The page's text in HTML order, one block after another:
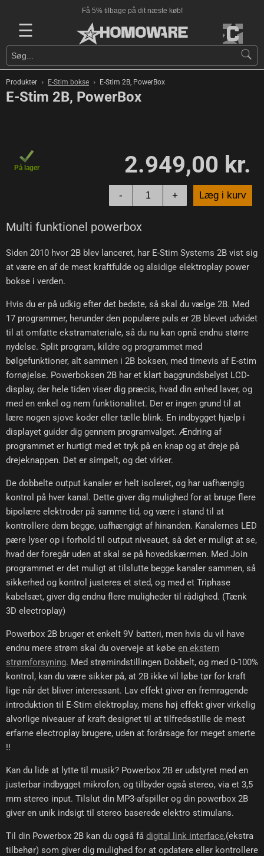
Få 5% tilbage på dit næste køb!
☰
Produkter › E-Stim bokse › E-Stim 2B, PowerBox
E-Stim 2B, PowerBox
På lager 2.949,00 kr.
- + Læg i kurv
Multi funktionel powerbox
Siden 2010 hvor 2B blev lanceret, har E-Stim Systems 2B vist sig
at være en af de mest kraftfulde og alsidige elektroplay power
bokse i verden.
Hvis du er på udkig efter det bedste, så skal du vælge 2B. Med
17 programmer, herunder den populære puls er 2B blevet udvidet
til at omfatte ekstramateriale, så du nu kan opnå endnu større
nydelse. Split program, kildre og programmet med
bølgefunktioner, alt sammen i 2B boksen, med timevis af E-stim
fornøjelse. Powerboksen 2B har et klart baggrundsbelyst LCD-
display, der hele tiden viser dig præcis, hvad din enhed laver, og
med en enkel og nem funktionalitet. Der er ingen grund til at
lære nogen sjove koder eller tælle blink. En indbygget hjælp i
displayet guider dig gennem programvalget. Ændring af
programmet er hurtigt med et tryk på en knap og at dreje på
drejeknappen. Det er simpelt, og det virker.
De dobbelte output kanaler er helt isoleret, og har uafhængig
kontrol på hver kanal. Dette giver dig mulighed for at bruge flere
bipolære elektroder på samme tid, og være i stand til at
kontrollere dem begge, uafhængigt af hinanden. Kanalernes LED
pære lyser op i forhold til output niveauet, så det er muligt at se,
hvad der foregår uden at skal se på hovedskærmen. Med Join
programmet er det muligt at tilslutte begge kanaler sammen, så
sikkerhed og kontrol justeres et sted, og med et Triphase
kabelsæt, giver dig endnu flere muligheder til rådighed. (Tænk
3D electroplay)
Powerbox 2B bruger et enkelt 9V batteri, men hvis du vil have
endnu mere strøm skal du overveje at købe en ekstern
strømforsyning. Med strømindstillingen Dobbelt, og med 0-100%
kontrol, kan du være sikker på, at 2B ikke vil løbe tør for kraft
lige når det bliver interessant. Lav effekt giver en fremragende
introduktion til E-Stim elektroplay, mens høj effekt giver virkelig
alvorlige niveauer af kraft designet til at tilfredsstille de mest
erfarne electroplay brugere, uden at forårsage for meget smerte
!!
Kan du lide at lytte til musik? Powerbox 2B er udstyret med en
justerbar indbygget mikrofon, og tilbyder også stereo, via et 3,5
mm stereo input. Tilslut din MP3-afspiller og din powerbox 2B
giver en unik indsigt til stereo baserede elektro stimulans.
Til din Powerbox 2B kan du også få digital link interface,(ekstra
tilbehør) som giver dig mulighed for at opdatere eller kontrollere